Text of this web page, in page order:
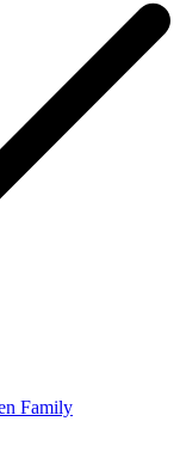
Family